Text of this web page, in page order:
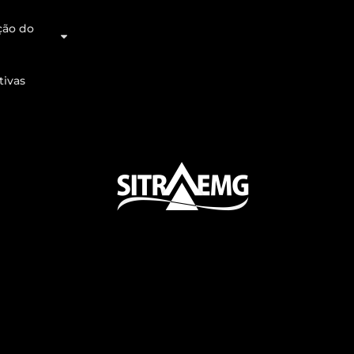
do